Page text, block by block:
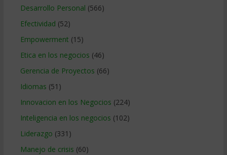
Desarrollo Personal (566)
Efectividad (52)
Empowerment (15)
Etica en los negocios (46)
Gerencia de Proyectos (66)
Idiomas (51)
Innovacion en los Negocios (224)
Inteligencia en los negocios (102)
Liderazgo (331)
Manejo de crisis (60)